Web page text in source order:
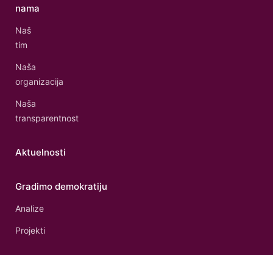
nama
Naš
tim
Naša
organizacija
Naša
transparentnost
Aktuelnosti
Gradimo demokratiju
Analize
Projekti